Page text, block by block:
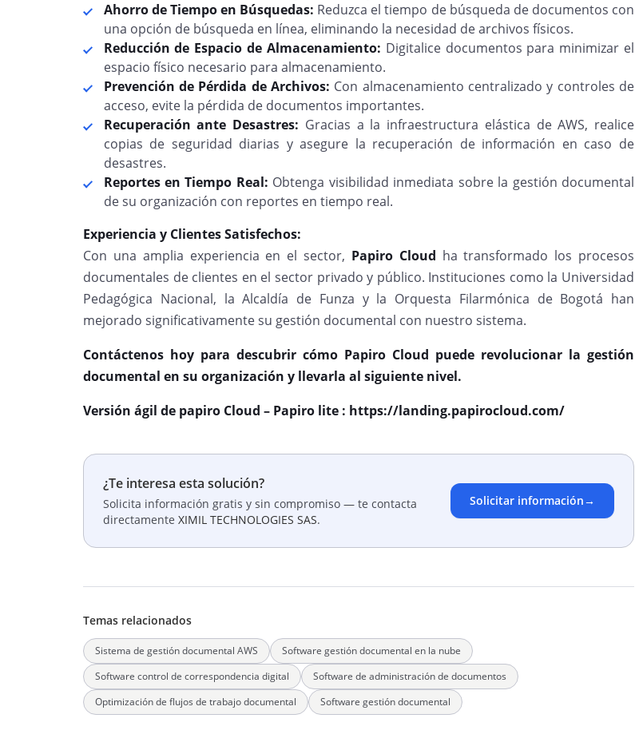
Ahorro de Tiempo en Búsquedas: Reduzca el tiempo de búsqueda de documentos con
una opción de búsqueda en línea, eliminando la necesidad de archivos físicos.
Reducción de Espacio de Almacenamiento: Digitalice documentos para minimizar el
espacio físico necesario para almacenamiento.
Prevención de Pérdida de Archivos: Con almacenamiento centralizado y controles de
acceso, evite la pérdida de documentos importantes.
Recuperación ante Desastres: Gracias a la infraestructura elástica de AWS, realice
copias de seguridad diarias y asegure la recuperación de información en caso de
desastres.
Reportes en Tiempo Real: Obtenga visibilidad inmediata sobre la gestión documental
de su organización con reportes en tiempo real.
Experiencia y Clientes Satisfechos:
Con una amplia experiencia en el sector, Papiro Cloud ha transformado los procesos
documentales de clientes en el sector privado y público. Instituciones como la Universidad
Pedagógica Nacional, la Alcaldía de Funza y la Orquesta Filarmónica de Bogotá han
mejorado significativamente su gestión documental con nuestro sistema.
Contáctenos hoy para descubrir cómo Papiro Cloud puede revolucionar la gestión
documental en su organización y llevarla al siguiente nivel.
Versión ágil de papiro Cloud – Papiro lite : https://landing.papirocloud.com/
¿Te interesa esta solución?
Solicita información gratis y sin compromiso — te contacta
directamente XIMIL TECHNOLOGIES SAS.
Solicitar información→
Temas relacionados
Sistema de gestión documental AWS
Software gestión documental en la nube
Software control de correspondencia digital
Software de administración de documentos
Optimización de flujos de trabajo documental
Software gestión documental